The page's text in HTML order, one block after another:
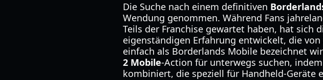
Die Suche nach einem definitiven
Wendung genommen. Während Fans
Teils der Franchise gewartet haben, hat sich
eigenständigen Erfahrung entwickelt, die
einfach als Borderlands Mobile bezeichnet
2 Mobile-Action für unterwegs suchen,
kombiniert, die speziell für Handheld-Geräte